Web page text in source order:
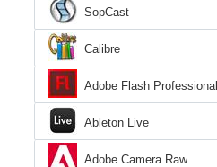
SopCast
Calibre
Adobe Flash Professional
Ableton Live
Adobe Camera Raw